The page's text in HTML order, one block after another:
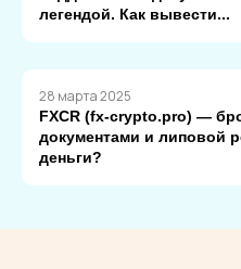
легендой. Как вывести...
28 марта 2025
FXCR (fx-crypto.pro) —
документами и липовой
деньги?